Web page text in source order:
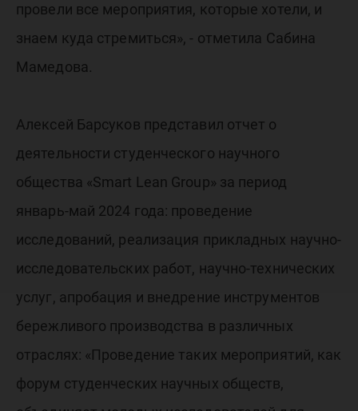
провели все мероприятия, которые хотели, и
знаем куда стремиться», - отметила Сабина
Мамедова.
Алексей Барсуков представил отчет о
деятельности студенческого научного
общества «Smart Lean Group» за период
январь-май 2024 года: проведение
исследований, реализация прикладных научно-
исследовательских работ, научно-технических
услуг, апробация и внедрение инструментов
бережливого производства в различных
отраслях: «Проведение таких мероприятий, как
форум студенческих научных обществ,